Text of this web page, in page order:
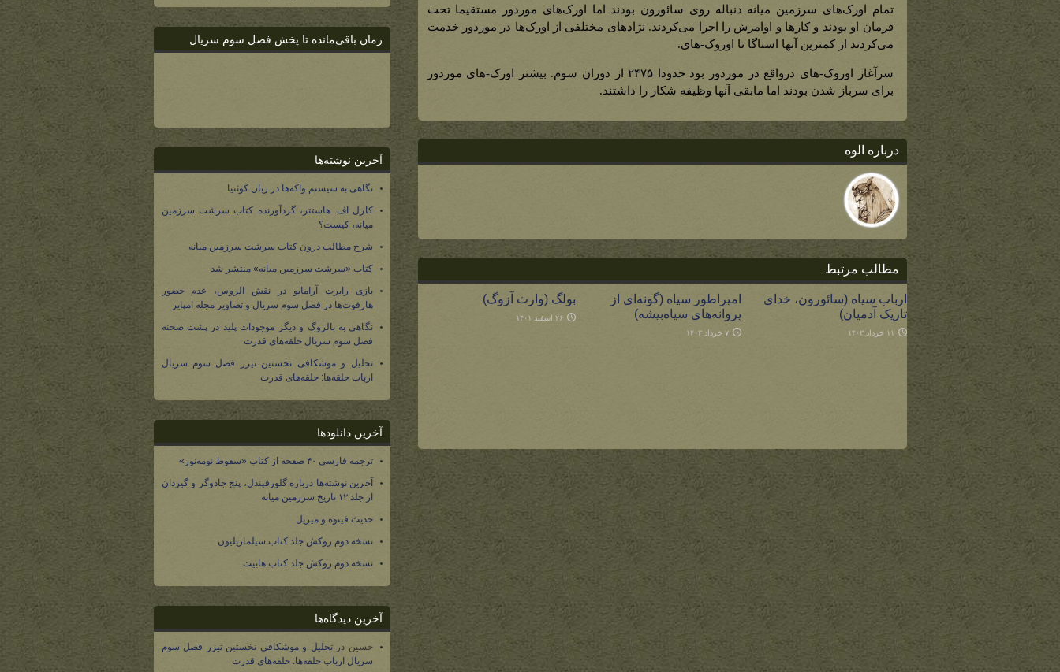
(اورک‌هایی
که
به
چشم
سرخ
خدمت
تمام اورک‌های سرزمین میانه دنباله روی سائورون بودند اما اورک‌های موردور مستقیما تحت
فرمان او بودند و کارها و اوامرش را اجرا می‌کردند. نژادهای مختلفی از اورک‌ها در موردور خدمت
می‌کردند از کمترین آنها اسناگا تا اوروک-های‌.
سرآغاز اوروک-‌های درواقع در موردور بود حدودا ۲۴۷۵ از دوران سوم. بیشتر اورک-های موردور
برای سرباز شدن بودند اما مابقی آنها وظیفه شکار را داشتند.
درباره الوه
مطالب مرتبط
ارباب سیاه (سائورون، خدای
تاریک آدمیان)
۱۱ خرداد ۱۴۰۳
امپراطور سیاه (گونه‌ای از
پروانه‌های سیاه‌بیشه)
۷ خرداد ۱۴۰۳
بولگ (وارث آزوگ)
۲۶ اسفند ۱۴۰۱
زمان باقی‌مانده تا پخش فصل سوم سریال
آخرین نوشته‌ها
نگاهی به سیستم واکه‌ها در زبان کوئنیا
کارل اف. هاستتر، گردآورنده کتاب سرشت سرزمین
میانه، کیست؟
شرح مطالب درون کتاب سرشت سرزمین میانه
کتاب «سرشت سرزمین میانه» منتشر شد
بازی رابرت آرامایو در نقش الروس، عدم حضور
هارفوت‌ها در فصل سوم سریال و تصاویر مجله امپایر
نگاهی به بالروگ و دیگر موجودات پلید در پشت صحنه
فصل سوم سریال حلقه‌های قدرت
تحلیل و موشکافی نخستین تیزر فصل سوم سریال
ارباب حلقه‌ها: حلقه‌های قدرت
آخرین دانلودها
ترجمه فارسی ۴۰ صفحه از کتاب «سقوط نومه‌نور»
آخرین نوشته‌ها درباره گلورفیندل، پنج جادوگر و گیردان
از جلد ۱۲ تاریخ سرزمین میانه
حدیث فینوه و میریل
نسخه دوم روکش جلد کتاب سیلماریلیون
نسخه دوم روکش جلد کتاب هابیت
آخرین دیدگاه‌ها
حسین درتحلیل و موشکافی نخستین تیزر فصل سوم
سریال ارباب حلقه‌ها: حلقه‌های قدرت